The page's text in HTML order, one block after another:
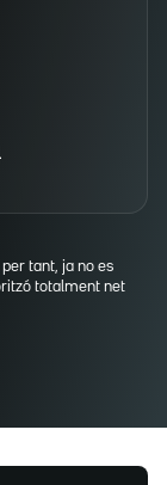
tant, ja no es
totalment net